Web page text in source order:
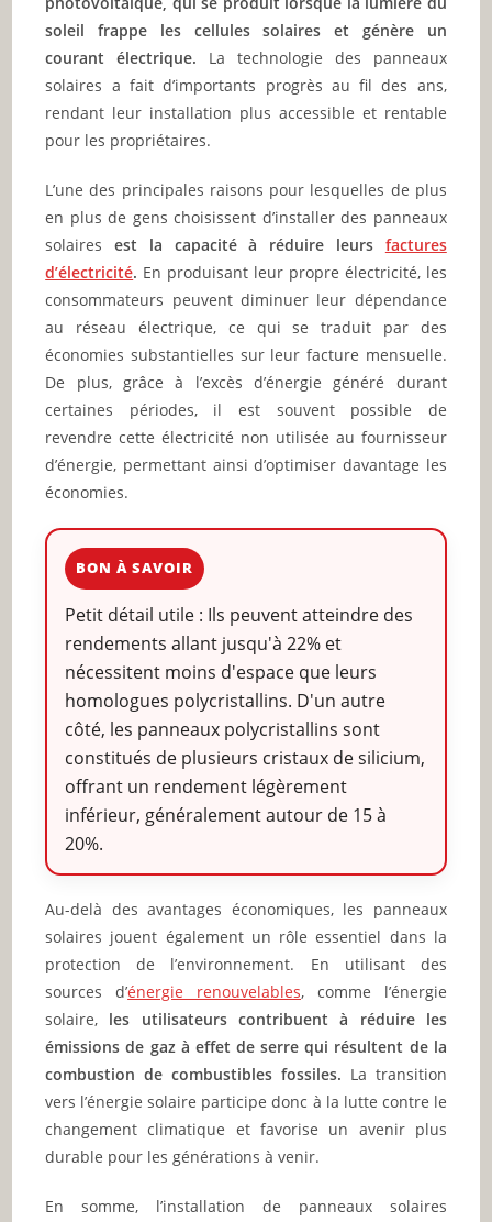
soleil frappe les cellules solaires et génère un
courant électrique. La technologie des panneaux
solaires a fait d’importants progrès au fil des ans,
rendant leur installation plus accessible et rentable
pour les propriétaires.
L’une des principales raisons pour lesquelles de plus
en plus de gens choisissent d’installer des panneaux
solaires est la capacité à réduire leurs factures
d’électricité. En produisant leur propre électricité, les
consommateurs peuvent diminuer leur dépendance
au réseau électrique, ce qui se traduit par des
économies substantielles sur leur facture mensuelle.
De plus, grâce à l’excès d’énergie généré durant
certaines périodes, il est souvent possible de
revendre cette électricité non utilisée au fournisseur
d’énergie, permettant ainsi d’optimiser davantage les
économies.
BON À SAVOIR
Petit détail utile : Ils peuvent atteindre des
rendements allant jusqu'à 22% et
nécessitent moins d'espace que leurs
homologues polycristallins. D'un autre
côté, les panneaux polycristallins sont
constitués de plusieurs cristaux de silicium,
offrant un rendement légèrement
inférieur, généralement autour de 15 à
20%.
Au-delà des avantages économiques, les panneaux
solaires jouent également un rôle essentiel dans la
protection de l’environnement. En utilisant des
sources d’énergie renouvelables, comme l’énergie
solaire, les utilisateurs contribuent à réduire les
émissions de gaz à effet de serre qui résultent de la
combustion de combustibles fossiles. La transition
vers l’énergie solaire participe donc à la lutte contre le
changement climatique et favorise un avenir plus
durable pour les générations à venir.
En somme, l’installation de panneaux solaires